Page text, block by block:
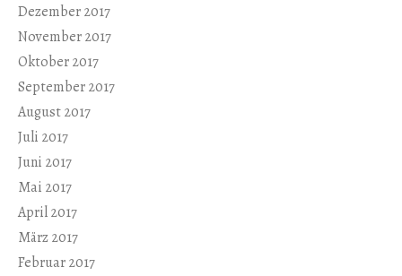
Dezember 2017
November 2017
Oktober 2017
September 2017
August 2017
Juli 2017
Juni 2017
Mai 2017
April 2017
März 2017
Februar 2017